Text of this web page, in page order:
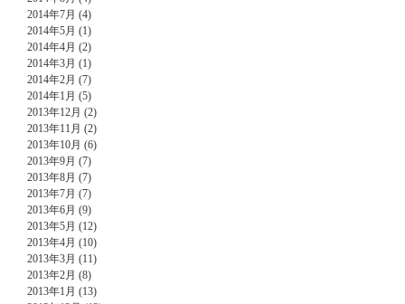
2014年7月 (4)
2014年5月 (1)
2014年4月 (2)
2014年3月 (1)
2014年2月 (7)
2014年1月 (5)
2013年12月 (2)
2013年11月 (2)
2013年10月 (6)
2013年9月 (7)
2013年8月 (7)
2013年7月 (7)
2013年6月 (9)
2013年5月 (12)
2013年4月 (10)
2013年3月 (11)
2013年2月 (8)
2013年1月 (13)